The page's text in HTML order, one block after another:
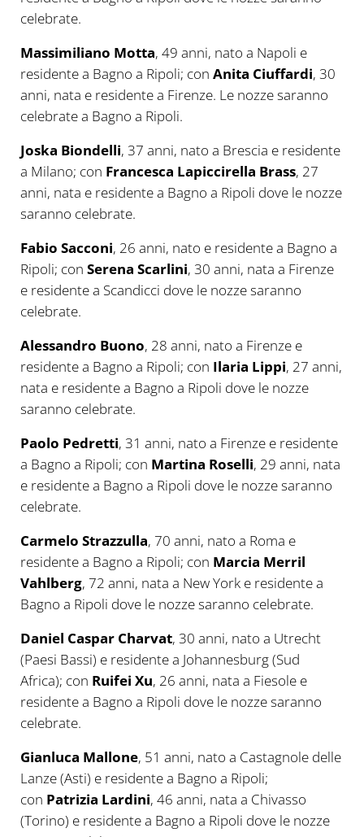
celebrate.
Massimiliano Motta, 49 anni, nato a Napoli e
residente a Bagno a Ripoli; con Anita Ciuffardi, 30
anni, nata e residente a Firenze. Le nozze saranno
celebrate a Bagno a Ripoli.
Joska Biondelli, 37 anni, nato a Brescia e residente
a Milano; con Francesca Lapiccirella Brass, 27
anni, nata e residente a Bagno a Ripoli dove le nozze
saranno celebrate.
Fabio Sacconi, 26 anni, nato e residente a Bagno a
Ripoli; con Serena Scarlini, 30 anni, nata a Firenze
e residente a Scandicci dove le nozze saranno
celebrate.
Alessandro Buono, 28 anni, nato a Firenze e
residente a Bagno a Ripoli; con Ilaria Lippi, 27 anni,
nata e residente a Bagno a Ripoli dove le nozze
saranno celebrate.
Paolo Pedretti, 31 anni, nato a Firenze e residente
a Bagno a Ripoli; con Martina Roselli, 29 anni, nata
e residente a Bagno a Ripoli dove le nozze saranno
celebrate.
Carmelo Strazzulla, 70 anni, nato a Roma e
residente a Bagno a Ripoli; con Marcia Merril
Vahlberg, 72 anni, nata a New York e residente a
Bagno a Ripoli dove le nozze saranno celebrate.
Daniel Caspar Charvat, 30 anni, nato a Utrecht
(Paesi Bassi) e residente a Johannesburg (Sud
Africa); con Ruifei Xu, 26 anni, nata a Fiesole e
residente a Bagno a Ripoli dove le nozze saranno
celebrate.
Gianluca Mallone, 51 anni, nato a Castagnole delle
Lanze (Asti) e residente a Bagno a Ripoli;
con Patrizia Lardini, 46 anni, nata a Chivasso
(Torino) e residente a Bagno a Ripoli dove le nozze